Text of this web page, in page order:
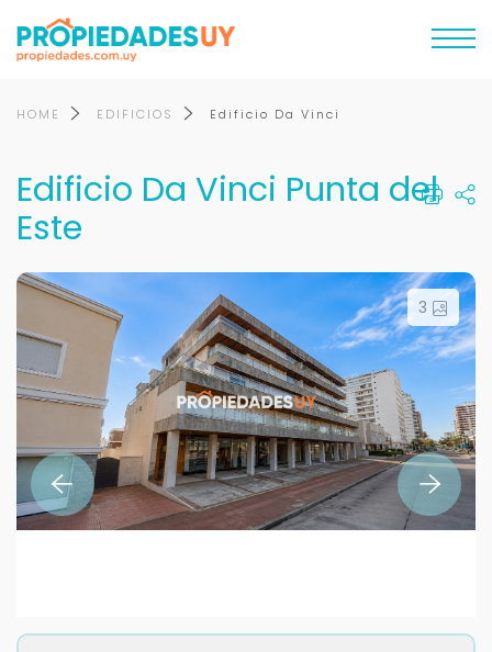
HOME EDIFICIOS Edificio Da Vinci
Edificio Da Vinci Punta del
Este
3